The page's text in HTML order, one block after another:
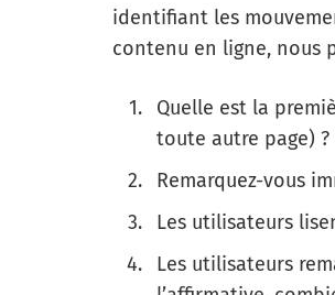
identifiant les
contenu en ligne, nous
Quelle est la
toute autre page) ?
Remarquez-vous
Les utilisateurs
Les utilisateurs